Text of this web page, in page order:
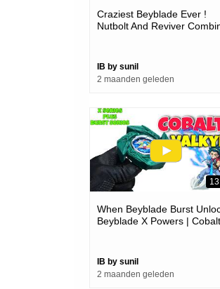
Craziest Beyblade Ever !
Nutbolt And Reviver
IB by sunil
2 maanden geleden
When Beyblade Burst
Beyblade X Powers | Cobalt
IB by sunil
2 maanden geleden